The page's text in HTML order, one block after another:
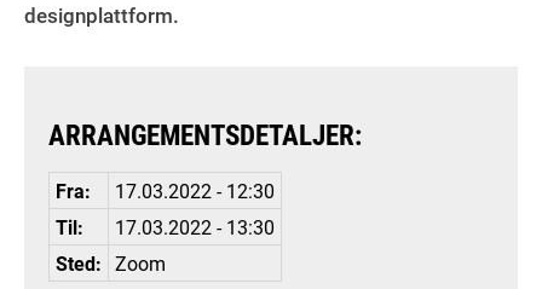
designplattform.
ARRANGEMENTSDETALJER:
Fra:
17.03.2022 - 12:30
Til:
17.03.2022 - 13:30
Sted: Zoom